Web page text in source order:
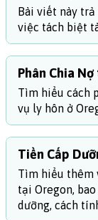
Bài viết này
việc tách biệt
Phân Chia
Tìm hiểu cách
vụ ly hôn ở
Tiền Cấp
Tìm hiểu thêm
tại Oregon,
dưỡng, cách